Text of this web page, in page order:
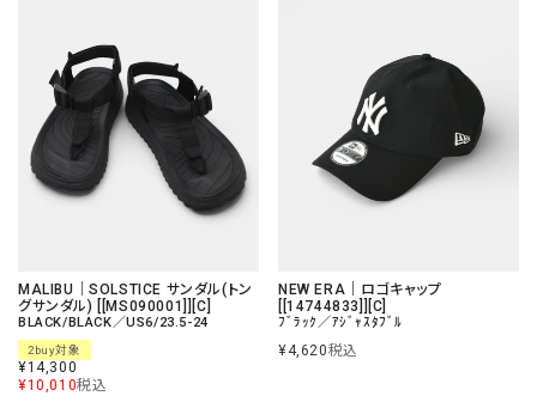
MALIBU｜SOLSTICE サンダル(トン
グサンダル) [[MS090001]][C]
BLACK/BLACK／US6/23.5-24
2buy対象
¥14,300
¥10,010税込
NEW ERA｜ロゴキャップ
[[14744833]][C]
ﾌﾞﾗｯｸ／ｱｼﾞｬｽﾀﾌﾞﾙ
¥4,620税込